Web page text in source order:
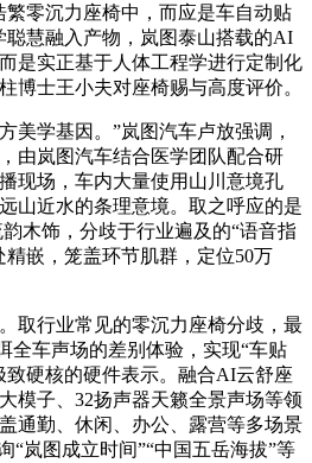
繁零沉力座椅中，而应是车自动贴
聪慧融入产物，岚图泰山搭载的AI
是实正基于人体工程学进行定制化
博士王小夫对座椅赐与高度评价。
学基因。”岚图汽车卢放强调，
由岚图汽车结合医学团队配合研
现场，车内大量使用山川意境孔
山近水的条理意境。取之呼应的是
木饰，分歧于行业遍及的“语音指
精嵌，笼盖环节肌群，定位50万
行业常见的零沉力座椅分歧，最
全车声场的差别体验，实现“车贴
致硬核的硬件表示。融合AI云舒座
模子、32扬声器天籁全景声场等领
通勤、休闲、办公、露营等多场景
“岚图成立时间”“中国五岳海拔”等